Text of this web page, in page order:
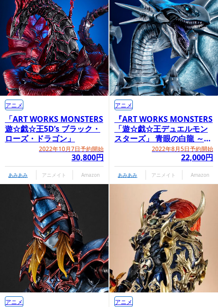
「ART WORKS MONSTERS
遊☆戯☆王5D’s ブラック・
ローズ・ドラゴン」
2022年10月7日予約開始
30,800円
アニメ
あみあみ アニメイト Amazon
『ART WORKS MONSTERS
「遊☆戯☆王デュエルモン
スターズ」 青眼の白龍 ～
Holographic Edition～』
2022年8月5日予約開始
22,000円
アニメ
あみあみ アニメイト Amazon
アニメ アニメ